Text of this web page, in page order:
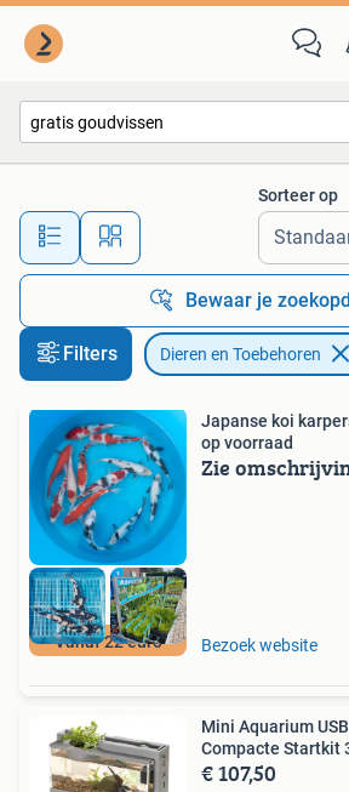
Alle afstanden…
Sorteer op
Bewaar je
Filters Dieren en Toebehoren
Vanaf 22 euro
Japanse koi
op voorraad
Zie
Bezoek website
Mini Aquarium
Compacte Startkit
€ 107,50